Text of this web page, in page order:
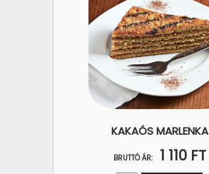
KAKAÓS MARLENKA
BRUTTÓ ÁR: 1 110 FT